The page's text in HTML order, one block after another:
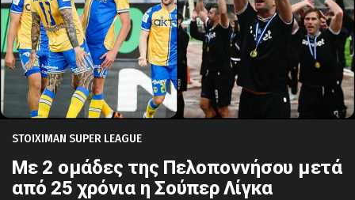
STOIXIMAN SUPER LEAGUE
Με 2 ομάδες της Πελοποννήσου μετά
από 25 χρόνια η Σούπερ Λίγκα